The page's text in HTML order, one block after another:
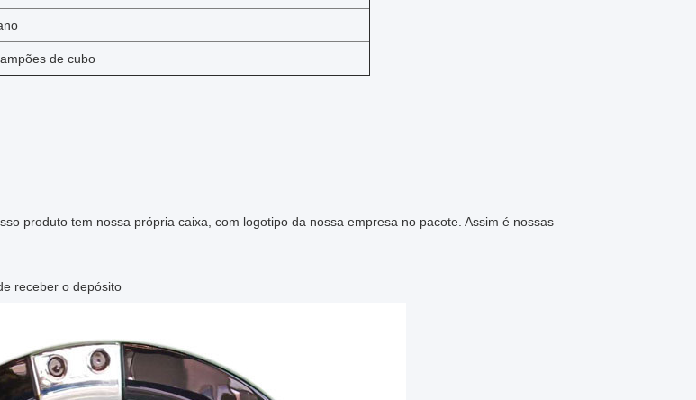
de cubo
produto tem nossa própria caixa, com logotipo da nossa empresa no pacote. Assim é nossas
receber o depósito